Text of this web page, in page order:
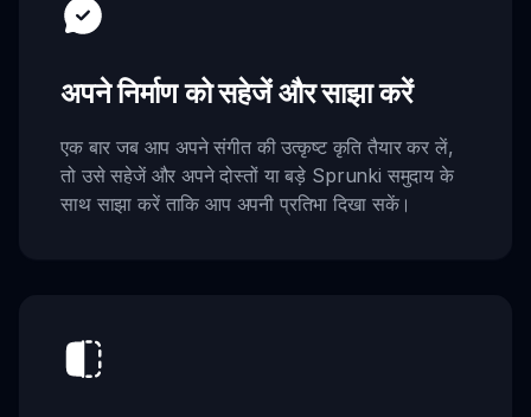
अपने निर्माण को सहेजें और साझा करें
एक बार जब आप अपने संगीत की उत्कृष्ट कृति तैयार कर लें,
तो उसे सहेजें और अपने दोस्तों या बड़े Sprunki समुदाय के
साथ साझा करें ताकि आप अपनी प्रतिभा दिखा सकें।